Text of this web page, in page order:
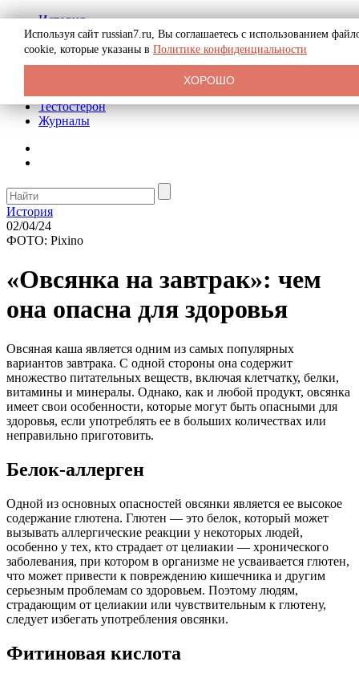
История
Биография
Криминал
Реклама на сайте
Тестостерон
Журналы
История
02/04/24
ФОТО: Pixino
«Овсянка на завтрак»: чем
она опасна для здоровья
Овсяная каша является одним из самых популярных
вариантов завтрака. С одной стороны она содержит
множество питательных веществ, включая клетчатку, белки,
витамины и минералы. Однако, как и любой продукт, овсянка
имеет свои особенности, которые могут быть опасными для
здоровья, если употреблять ее в больших количествах или
неправильно приготовить.
Белок-аллерген
Одной из основных опасностей овсянки является ее высокое
содержание глютена. Глютен — это белок, который может
вызывать аллергические реакции у некоторых людей,
особенно у тех, кто страдает от целиакии — хронического
заболевания, при котором в организме не усваивается глютен,
что может привести к повреждению кишечника и другим
серьезным проблемам со здоровьем. Поэтому людям,
страдающим от целиакии или чувствительным к глютену,
следует избегать употребления овсянки.
Фитиновая кислота
Используя сайт russian7.ru, Вы соглашаетесь с использованием
cookie, которые указаны в Политике конфиденциальности
ХОРОШО